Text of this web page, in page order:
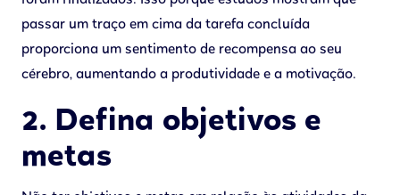
passar um traço em cima da tarefa concluída
proporciona um sentimento de recompensa ao seu
cérebro, aumentando a produtividade e a motivação.
2. Defina objetivos e
metas